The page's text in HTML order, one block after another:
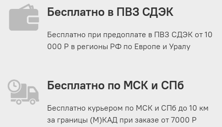
Бесплатно в ПВЗ СДЭК
Бесплатно при предоплате в ПВЗ СДЭК от 10
000 Р в регионы РФ по Европе и Уралу
Бесплатно по МСК и СПб
Бесплатно курьером по МСК и СПб до 10 км
за границы (М)КАД при заказе от 7000 Р